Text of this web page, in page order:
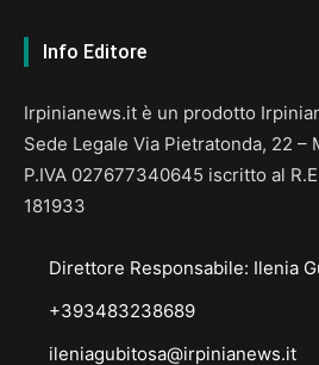
Info Editore
Irpinianews.it è un prodotto
Sede Legale Via Pietratonda, 22 –
P.IVA 027677340645 iscritto al
181933
Direttore Responsabile: Ilenia
+393483238689
ileniagubitosa@irpinianews.it